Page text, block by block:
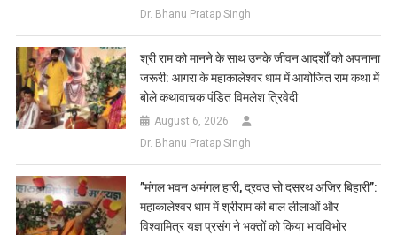
Dr. Bhanu Pratap Singh
​श्री राम को मानने के साथ उनके जीवन आदर्शों को अपनाना
जरूरी: आगरा के महाकालेश्वर धाम में आयोजित राम कथा में
बोले कथावाचक पंडित विमलेश त्रिवेदी
August 6, 2026
Dr. Bhanu Pratap Singh
​”मंगल भवन अमंगल हारी, द्रवउ सो दसरथ अजिर बिहारी”:
महाकालेश्वर धाम में श्रीराम की बाल लीलाओं और
विश्वामित्र यज्ञ प्रसंग ने भक्तों को किया भावविभोर